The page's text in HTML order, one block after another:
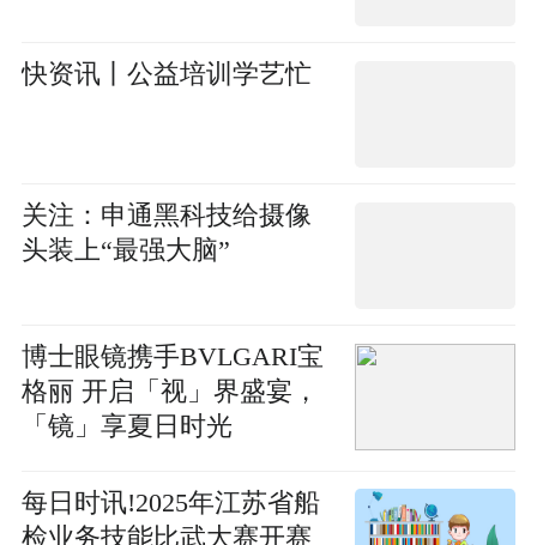
快资讯丨公益培训学艺忙
关注：申通黑科技给摄像
头装上“最强大脑”
博士眼镜携手BVLGARI宝
格丽 开启「视」界盛宴，
「镜」享夏日时光
每日时讯!​2025年江苏省船
检业务技能比武大赛开赛